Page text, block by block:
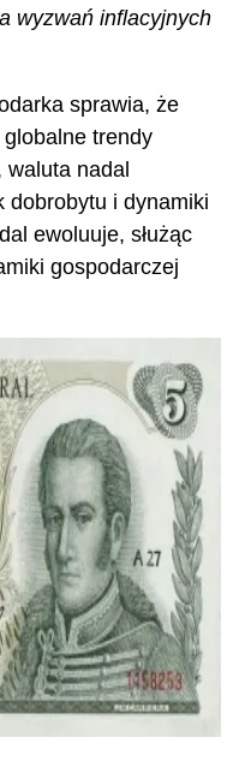
wyzwań inflacyjnych
sprawia, że
trendy
nadal
dobrobytu i dynamiki
ewoluuje, służąc
gospodarczej